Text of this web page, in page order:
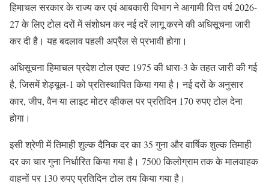
हिमाचल सरकार के राज्य कर एवं आबकारी विभाग ने आगामी वित्त वर्ष 2026-
27 के लिए टोल दरों में संशोधन कर नई दरें लागू करने की अधिसूचना जारी
कर दी है। यह बदलाव पहली अप्रैल से प्रभावी होगा।
अधिसूचना हिमाचल प्रदेश टोल एक्ट 1975 की धारा-3 के तहत जारी की गई
है, जिसमें शेड्यूल-1 को प्रतिस्थापित किया गया है। नई दरों के अनुसार
कार, जीप, वैन या लाइट मोटर व्हीकल पर प्रतिदिन 170 रुपए टोल देना
होगा।
इसी श्रेणी में तिमाही शुल्क दैनिक दर का 35 गुना और वार्षिक शुल्क तिमाही
दर का चार गुना निर्धारित किया गया है। 7500 किलोग्राम तक के मालवाहक
वाहनों पर 130 रुपए प्रतिदिन टोल तय किया गया है।